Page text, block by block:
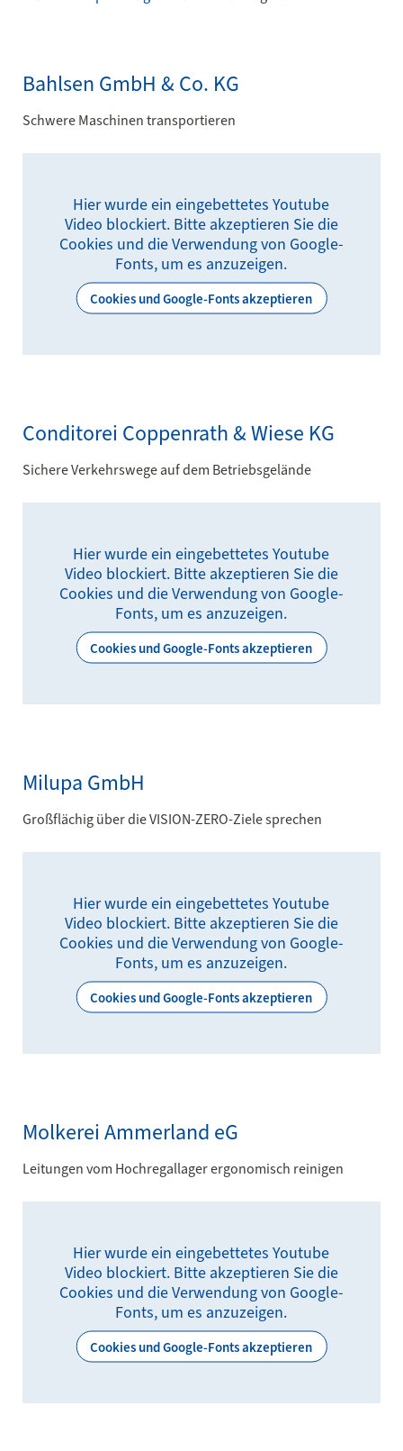
Bahlsen GmbH & Co. KG
Schwere Maschinen transportieren
Hier wurde ein eingebettetes Youtube
Video blockiert. Bitte akzeptieren Sie die
Cookies und die Verwendung von Google-
Fonts, um es anzuzeigen.
Cookies und Google-Fonts akzeptieren
Conditorei Coppenrath & Wiese KG
Sichere Verkehrswege auf dem Betriebsgelände
Hier wurde ein eingebettetes Youtube
Video blockiert. Bitte akzeptieren Sie die
Cookies und die Verwendung von Google-
Fonts, um es anzuzeigen.
Cookies und Google-Fonts akzeptieren
Milupa GmbH
Großflächig über die VISION-ZERO-Ziele sprechen
Hier wurde ein eingebettetes Youtube
Video blockiert. Bitte akzeptieren Sie die
Cookies und die Verwendung von Google-
Fonts, um es anzuzeigen.
Cookies und Google-Fonts akzeptieren
Molkerei Ammerland eG
Leitungen vom Hochregallager ergonomisch reinigen
Hier wurde ein eingebettetes Youtube
Video blockiert. Bitte akzeptieren Sie die
Cookies und die Verwendung von Google-
Fonts, um es anzuzeigen.
Cookies und Google-Fonts akzeptieren